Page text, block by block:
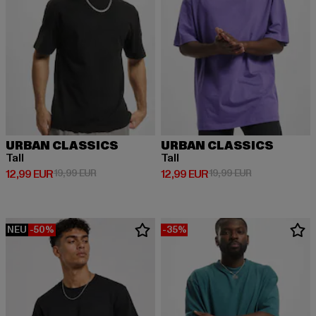
URBAN CLASSICS
Tall
12,99 EUR
Derzeitiger Preis: 12,99 EUR
19,99 EURAktionspreis: 19,99 EUR
URBAN CLASSICS
Tall
12,99 EUR
Derzeitiger Preis: 12,99 EUR
19,99 EURAktionspreis:
NEU -50% -35%